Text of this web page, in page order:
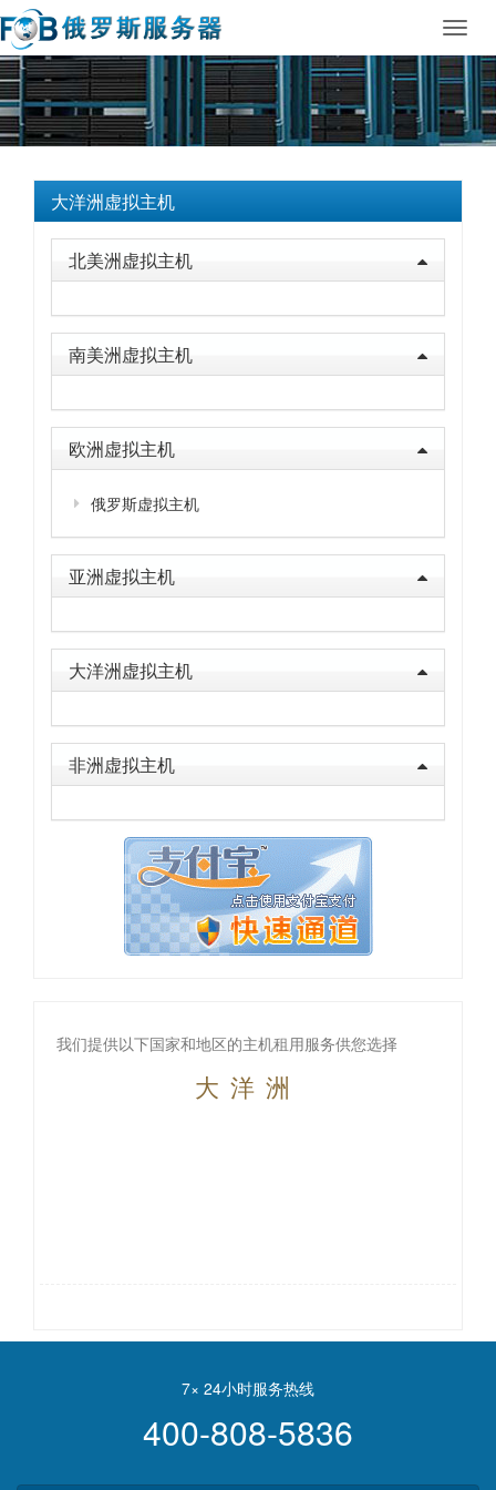
大洋洲虚拟主机
北美洲虚拟主机
南美洲虚拟主机
欧洲虚拟主机
俄罗斯虚拟主机
亚洲虚拟主机
大洋洲虚拟主机
非洲虚拟主机
我们提供以下国家和地区的主机租用服务供您选择
大洋洲
7× 24小时服务热线
400-808-5836